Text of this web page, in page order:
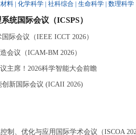
料 | 化学科学 | 社科综合 | 生命科学 | 数理科学
统国际会议（ICSPS）
际会议（IEEE ICCT 2026）
会议（ICAM-BM 2026）
主席！2026科学智能大会前瞻
新国际会议 (ICAII 2026)
制、优化与应用国际学术会议（ISCOA